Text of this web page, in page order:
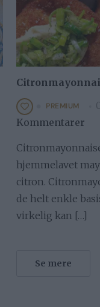
PREMIUM
Kommentarer
hjemmelavet
citron.
de helt enkle
virkelig kan […]
Se mere